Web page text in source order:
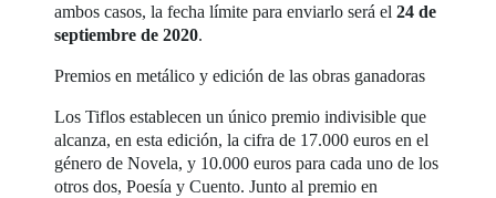
ambos casos, la fecha límite para enviarlo será el24 de
septiembre de 2020.
Premios en metálico y edición de las obras ganadoras
Los Tiflos establecen un único premio indivisible que
alcanza, en esta edición, la cifra de 17.000 euros en el
género de Novela, y 10.000 euros para cada uno de los
otros dos, Poesía y Cuento. Junto al premio en